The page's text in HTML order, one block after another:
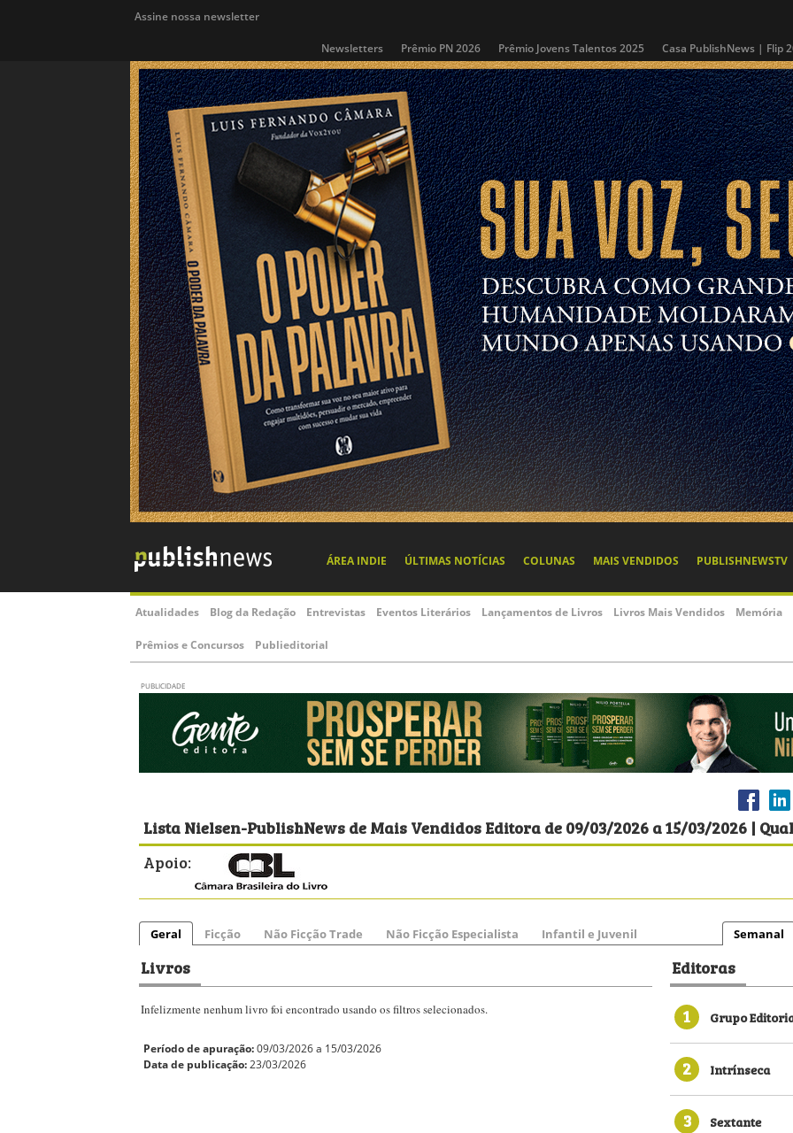
Assine nossa newsletter
Newsletters Prêmio PN 2026 Prêmio Jovens Talentos 2025 Casa PublishNews | Flip
ÁREA INDIE ÚLTIMAS NOTÍCIAS COLUNAS MAIS VENDIDOS PUBLISHNEWSTV
Atualidades Blog da Redação Entrevistas Eventos Literários Lançamentos de Livros Livros Mais Vendidos Memória
Prêmios e Concursos Publieditorial
PUBLICIDADE
Lista Nielsen-PublishNews de Mais Vendidos Editora de 09/03/2026 a 15/03/2026 |
Apoio:
Geral Ficção Não Ficção Trade Não Ficção Especialista Infantil e Juvenil Semanal
Livros
Infelizmente nenhum livro foi encontrado usando os filtros selecionados.
Período de apuração:09/03/2026 a 15/03/2026
Data de publicação:23/03/2026
Editoras
1
Grupo
2 Intrínseca
3 Sextante